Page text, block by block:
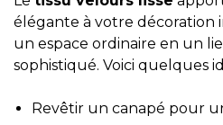
élégante à votre décoration
un espace ordinaire en un
sophistiqué. Voici quelques
Revêtir un canapé pour